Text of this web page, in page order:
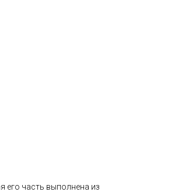
его часть выполнена из